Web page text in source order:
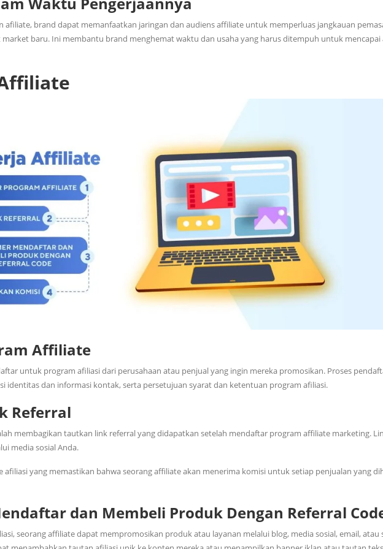
afiliate, brand dapat memanfaatkan jaringan dan audiens affiliate untuk memperluas jangkauan
market baru. Ini membantu brand menghemat waktu dan usaha yang harus ditempuh untuk mencapai
Affiliate
untuk program afiliasi dari perusahaan atau penjual yang ingin mereka promosikan. Proses
identitas dan informasi kontak, serta persetujuan syarat dan ketentuan program afiliasi.
Referral
membagikan tautkan link referral yang didapatkan setelah mendaftar program affiliate marketing.
media sosial Anda.
afiliasi yang memastikan bahwa seorang affiliate akan menerima komisi untuk setiap penjualan yang
dan Membeli Produk Dengan Referral
seorang affiliate dapat mempromosikan produk atau layanan melalui blog, media sosial, email, atau